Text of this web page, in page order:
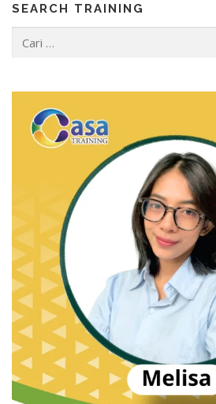
SEARCH TRAINING
untuk: